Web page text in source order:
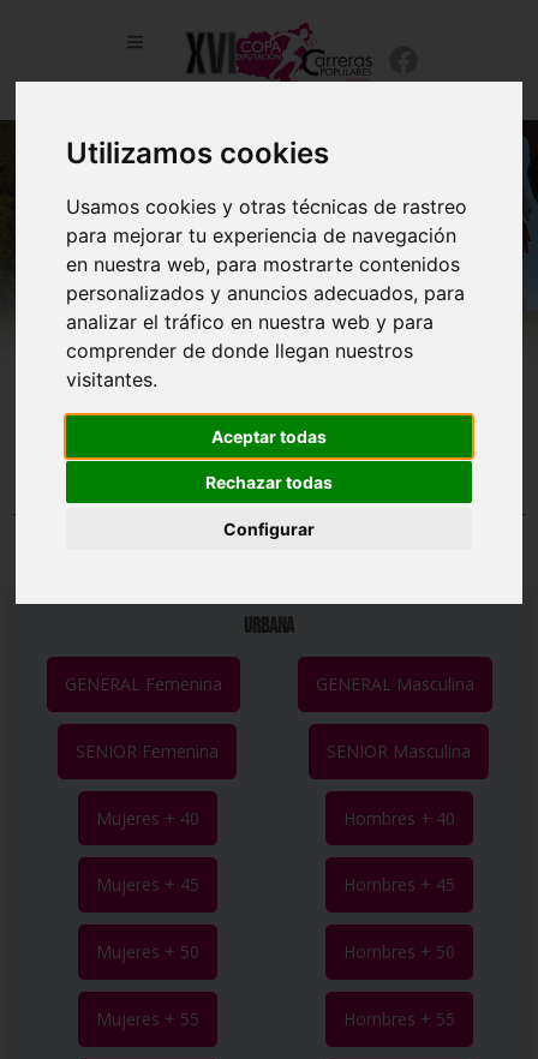
Utilizamos cookies
Usamos cookies y otras técnicas de rastreo
para mejorar tu experiencia de navegación
en nuestra web, para mostrarte contenidos
personalizados y anuncios adecuados, para
analizar el tráfico en nuestra web y para
comprender de donde llegan nuestros
visitantes.
Aceptar todas
Rechazar todas
Configurar
Fecha actualización: 03/08/2026
Último evento actualizado: XXII Jose Manuel García
URBANA
GENERAL Femenina
SENIOR Femenina
Mujeres + 40
Mujeres + 45
Mujeres + 50
Mujeres + 55
GENERAL Masculina
SENIOR Masculina
Hombres + 40
Hombres + 45
Hombres + 50
Hombres + 55